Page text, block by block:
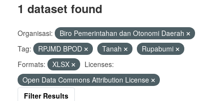
1 dataset found
Organisasi:
Biro Pemerintahan dan Otonomi Daerah
Tag:
RPJMD BPOD Tanah
Rupabumi
Formats:
XLSX
Licenses:
Open Data Commons Attribution License
Filter Results